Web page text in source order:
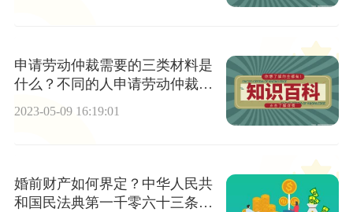
申请劳动仲裁需要的三类材料是
什么？不同的人申请劳动仲裁需
2023-05-09 16:19:01
婚前财产如何界定？中华人民共
和国民法典第一千零六十三条哪